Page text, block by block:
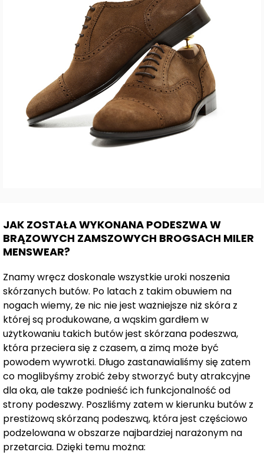
JAK ZOSTAŁA WYKONANA PODESZWA W
BRĄZOWYCH ZAMSZOWYCH BROGSACH MILER
MENSWEAR?
Znamy wręcz doskonale wszystkie uroki noszenia
skórzanych butów. Po latach z takim obuwiem na
nogach wiemy, że nic nie jest ważniejsze niż skóra z
której są produkowane, a wąskim gardłem w
użytkowaniu takich butów jest skórzana podeszwa,
która przeciera się z czasem, a zimą może być
powodem wywrotki. Długo zastanawialiśmy się zatem
co moglibyśmy zrobić żeby stworzyć buty atrakcyjne
dla oka, ale także podnieść ich funkcjonalność od
strony podeszwy. Poszliśmy zatem w kierunku butów z
prestiżową skórzaną podeszwą, która jest częściowo
podzelowana w obszarze najbardziej narażonym na
przetarcia. Dzięki temu można: